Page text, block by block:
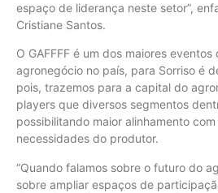
espaço de liderança neste setor”,
Cristiane Santos.
O GAFFFF é um dos maiores
agronegócio no país, para Sorriso é
pois, trazemos para a capital do
players que diversos segmentos
possibilitando maior alinhamento
necessidades do produtor.
“Quando falamos sobre o futuro do
sobre ampliar espaços de